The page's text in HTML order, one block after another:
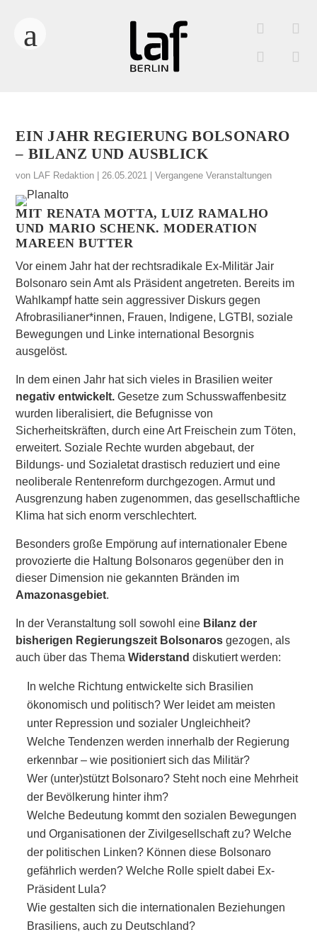
EIN JAHR REGIERUNG BOLSONARO
– BILANZ UND AUSBLICK
von LAF Redaktion |26.05.2021 |Vergangene Veranstaltungen
MIT RENATA MOTTA, LUIZ RAMALHO
UND MARIO SCHENK. MODERATION
MAREEN BUTTER
Vor einem Jahr hat der rechtsradikale Ex-Militär Jair
Bolsonaro sein Amt als Präsident angetreten. Bereits im
Wahlkampf hatte sein aggressiver Diskurs gegen
Afrobrasilianer*innen, Frauen, Indigene, LGTBI, soziale
Bewegungen und Linke international Besorgnis
ausgelöst.
In dem einen Jahr hat sich vieles in Brasilien weiter
negativ entwickelt. Gesetze zum Schusswaffenbesitz
wurden liberalisiert, die Befugnisse von
Sicherheitskräften, durch eine Art Freischein zum Töten,
erweitert. Soziale Rechte wurden abgebaut, der
Bildungs- und Sozialetat drastisch reduziert und eine
neoliberale Rentenreform durchgezogen. Armut und
Ausgrenzung haben zugenommen, das gesellschaftliche
Klima hat sich enorm verschlechtert.
Besonders große Empörung auf internationaler Ebene
provozierte die Haltung Bolsonaros gegenüber den in
dieser Dimension nie gekannten Bränden im
Amazonasgebiet.
In der Veranstaltung soll sowohl eine Bilanz der
bisherigen Regierungszeit Bolsonarosgezogen, als
auch über das ThemaWiderstand diskutiert werden:
In welche Richtung entwickelte sich Brasilien
ökonomisch und politisch? Wer leidet am meisten
unter Repression und sozialer Ungleichheit?
Welche Tendenzen werden innerhalb der Regierung
erkennbar – wie positioniert sich das Militär?
Wer (unter)stützt Bolsonaro? Steht noch eine Mehrheit
der Bevölkerung hinter ihm?
Welche Bedeutung kommt den sozialen Bewegungen
und Organisationen der Zivilgesellschaft zu? Welche
der politischen Linken? Können diese Bolsonaro
gefährlich werden? Welche Rolle spielt dabei Ex-
Präsident Lula?
Wie gestalten sich die internationalen Beziehungen
Brasiliens, auch zu Deutschland?